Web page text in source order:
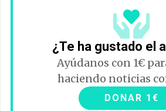
¿Te ha gustado el
Ayúdanos con 1€
haciendo noticias
DONAR 1€